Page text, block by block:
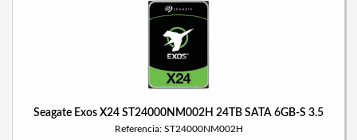
Seagate Exos X24 ST24000NM002H 24TB SATA 6GB-S 3.5
Referencia: ST24000NM002H